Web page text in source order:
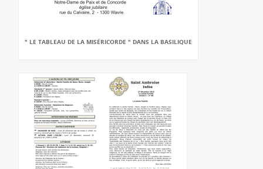
" LE TABLEAU DE LA MISÉRICORDE " DANS LA BASILIQUE